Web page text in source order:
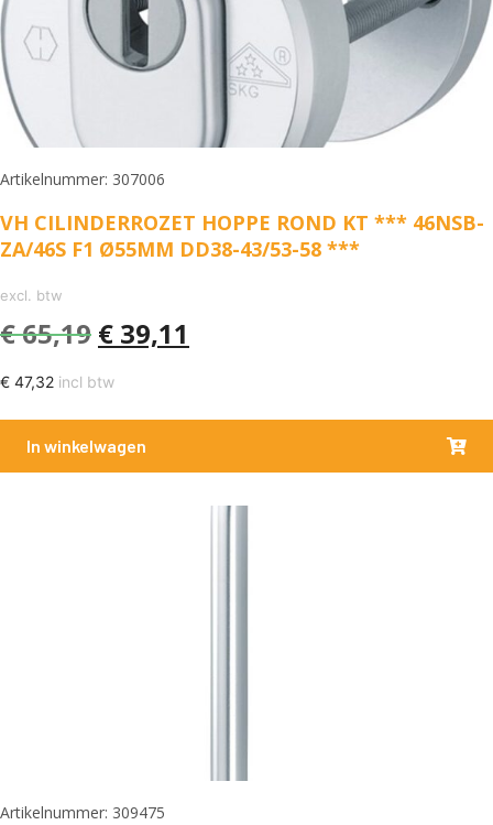
Artikelnummer: 307006
VH CILINDERROZET HOPPE ROND KT *** 46NSB-
ZA/46S F1 Ø55MM DD38-43/53-58 ***
excl. btw
€65,19 € 39,11
€ 47,32 incl btw
In winkelwagen
Artikelnummer: 309475